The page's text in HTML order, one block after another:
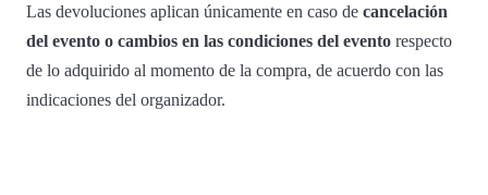
Las devoluciones aplican únicamente en caso de cancelación
del evento o cambios en las condiciones del evento respecto
de lo adquirido al momento de la compra, de acuerdo con las
indicaciones del organizador.